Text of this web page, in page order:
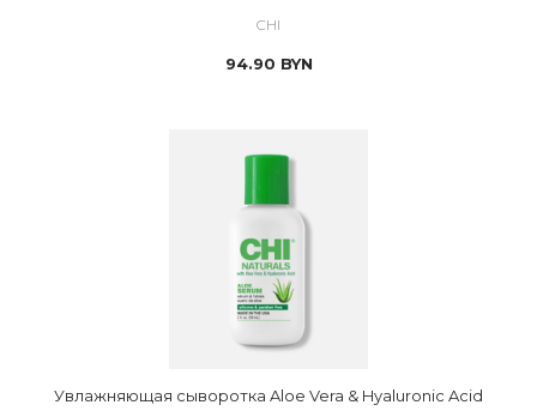
CHI
94.90 BYN
Увлажняющая сыворотка Aloe Vera & Hyaluronic Acid